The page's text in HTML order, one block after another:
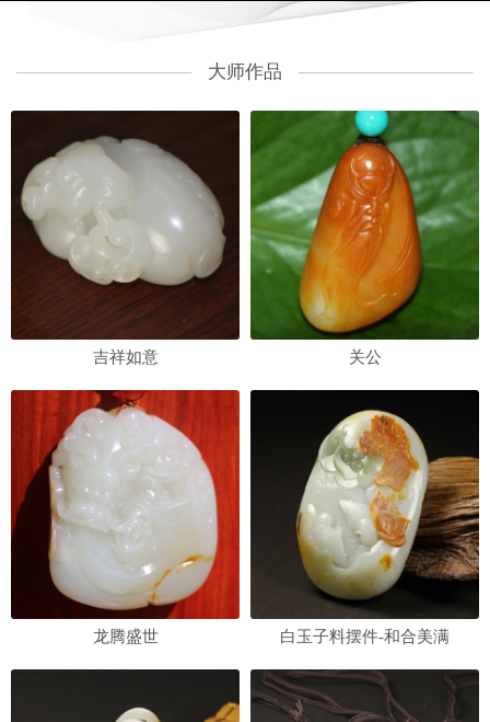
大师作品
吉祥如意 关公
龙腾盛世 白玉子料摆件-和合美满